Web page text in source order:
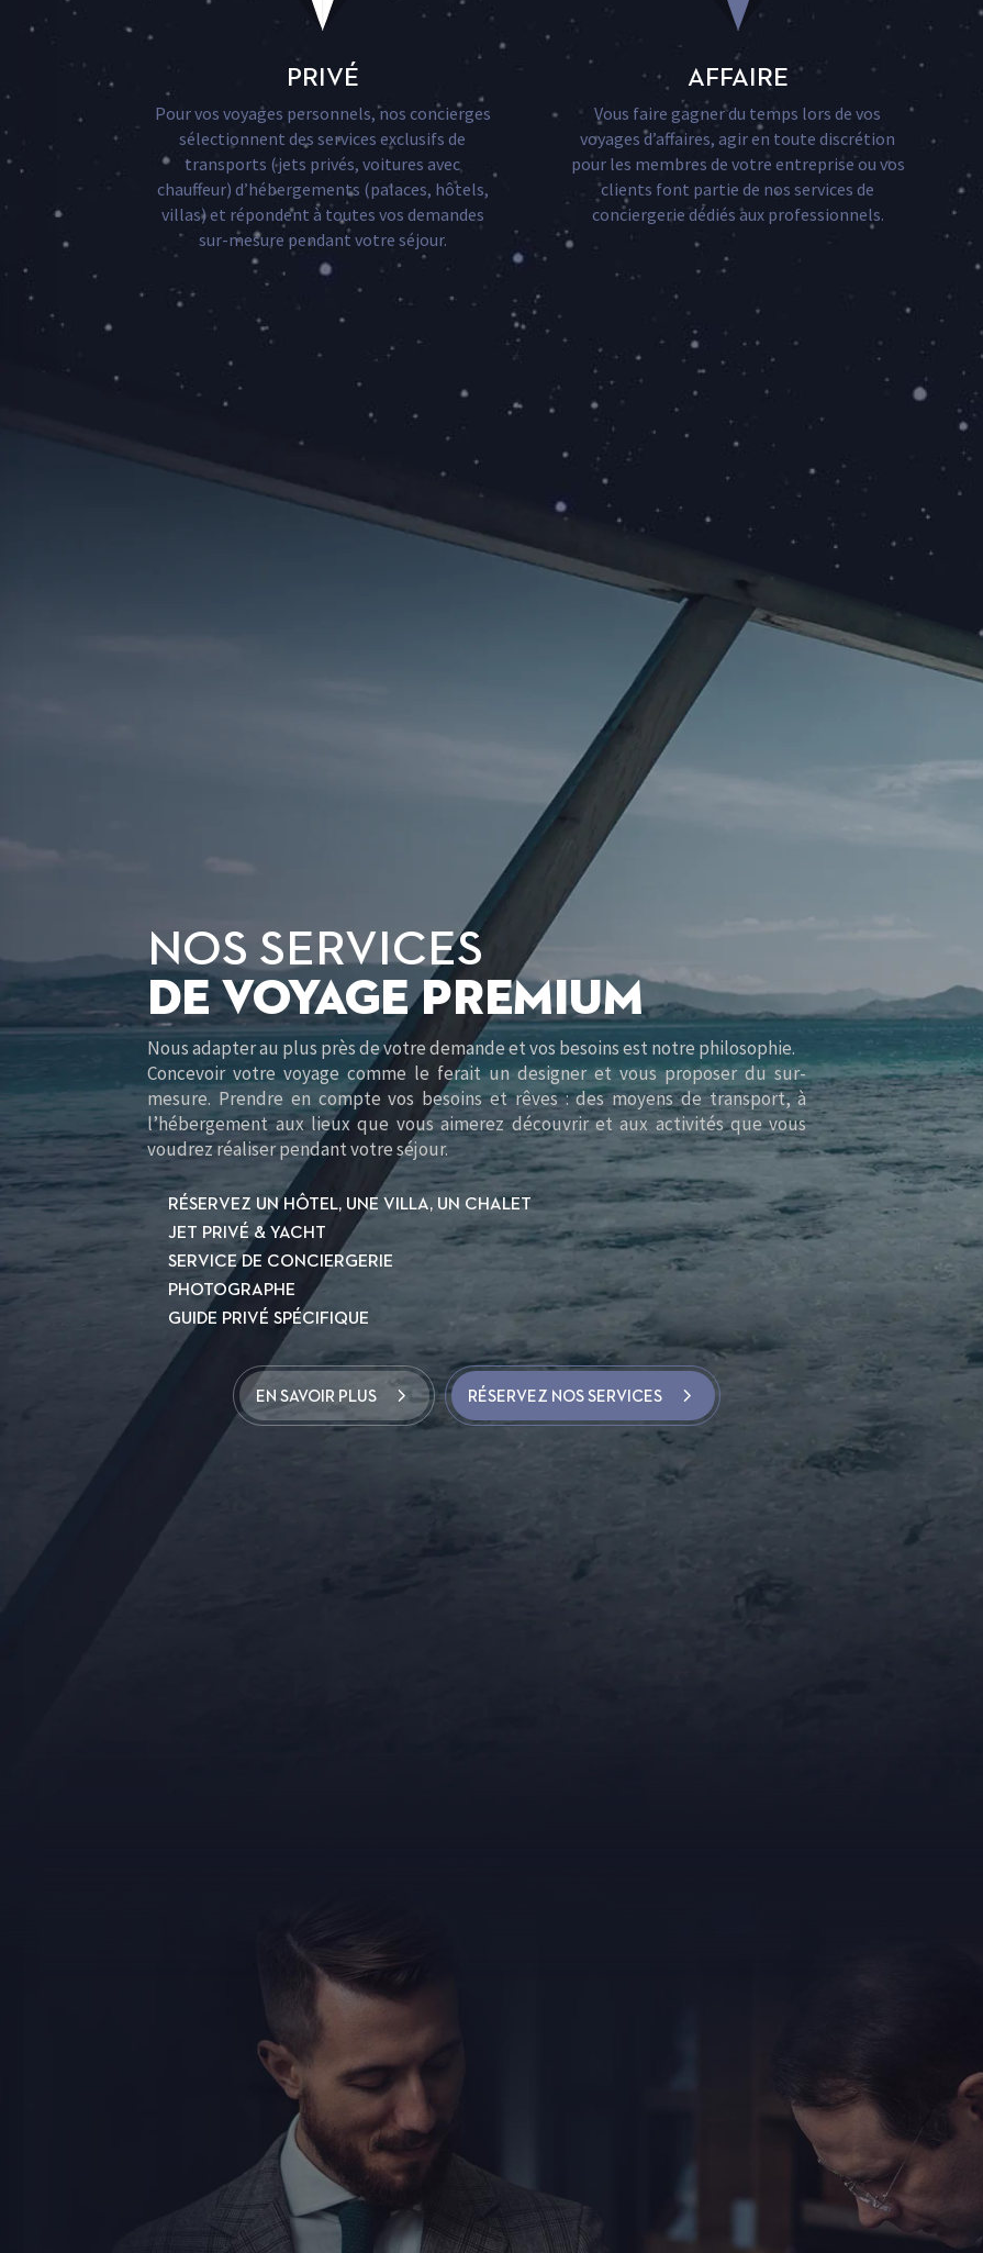
PRIVÉ
Pour vos voyages personnels, nos concierges
sélectionnent des services exclusifs de
transports (jets privés, voitures avec
chauffeur) d’hébergements (palaces, hôtels,
villas) et répondent à toutes vos demandes
sur-mesure pendant votre séjour.
AFFAIRE
Vous faire gagner du temps lors de vos
voyages d’affaires, agir en toute discrétion
pour les membres de votre entreprise ou vos
clients font partie de nos services de
conciergerie dédiés aux professionnels.
NOS SERVICES
DE VOYAGE PREMIUM
Nous adapter au plus près de votre demande et vos besoins est notre philosophie.
Concevoir votre voyage comme le ferait un designer et vous proposer du sur-
mesure. Prendre en compte vos besoins et rêves : des moyens de transport, à
l’hébergement aux lieux que vous aimerez découvrir et aux activités que vous
voudrez réaliser pendant votre séjour.
RÉSERVEZ UN HÔTEL, UNE VILLA, UN CHALET
JET PRIVÉ & YACHT
SERVICE DE CONCIERGERIE
PHOTOGRAPHE
GUIDE PRIVÉ SPÉCIFIQUE
EN SAVOIR PLUS RÉSERVEZ NOS SERVICES